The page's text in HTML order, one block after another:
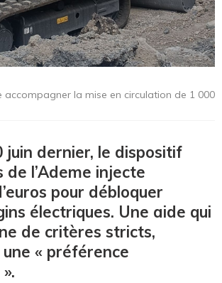
accompagner la mise en circulation de 1 000
juin dernier, le dispositif
de l’Ademe injecte
pour débloquer
électriques. Une aide qui
de critères stricts,
« préférence